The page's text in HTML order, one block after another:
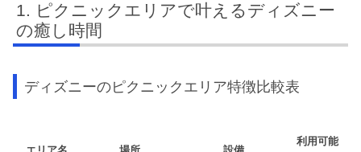
ピクニックエリアで叶えるディズニー
の癒し時間
ディズニーのピクニックエリア特徴比較表
利用可能